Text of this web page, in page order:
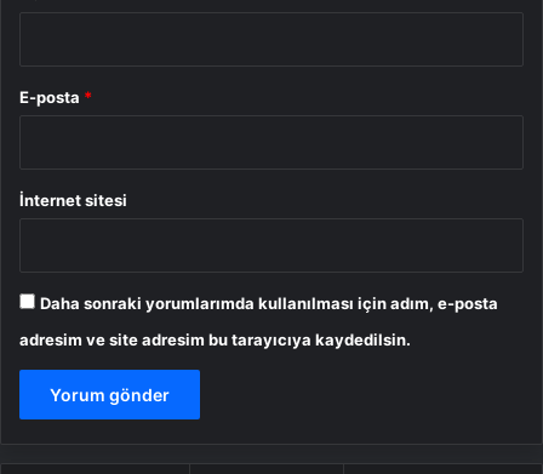
E-posta *
İnternet sitesi
Daha sonraki yorumlarımda kullanılması için adım, e-posta
adresim ve site adresim bu tarayıcıya kaydedilsin.